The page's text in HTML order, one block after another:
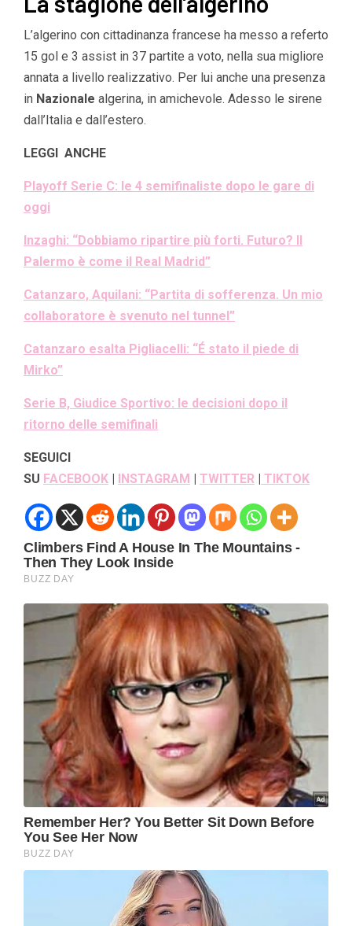
L’algerino con cittadinanza francese ha messo a referto
15 gol e 3 assist in 37 partite a voto, nella sua migliore
annata a livello realizzativo. Per lui anche una presenza
in Nazionale algerina, in amichevole. Adesso le sirene
dall’Italia e dall’estero.
LEGGI ANCHE
Playoff Serie C: le 4 semifinaliste dopo le gare di
oggi
Inzaghi: “Dobbiamo ripartire più forti. Futuro? Il
Palermo è come il Real Madrid”
Catanzaro, Aquilani: “Partita di sofferenza. Un mio
collaboratore è svenuto nel tunnel”
Catanzaro esalta Pigliacelli: “É stato il piede di
Mirko”
Serie B, Giudice Sportivo: le decisioni dopo il
ritorno delle semifinali
SEGUICI
SU FACEBOOK | INSTAGRAM | TWITTER | TIKTOK